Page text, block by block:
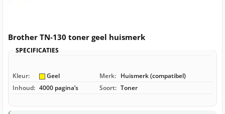
Brother TN-130 toner geel huismerk
SPECIFICATIES
Kleur: Geel Merk: Huismerk (compatibel)
Inhoud: 4000 pagina’s Soort: Toner